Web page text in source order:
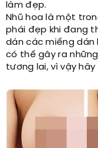
làm đẹp.
Nhũ hoa là một
phái đẹp khi đang
dán các miếng dán
có thế gây ra
tương lai, vì vậy